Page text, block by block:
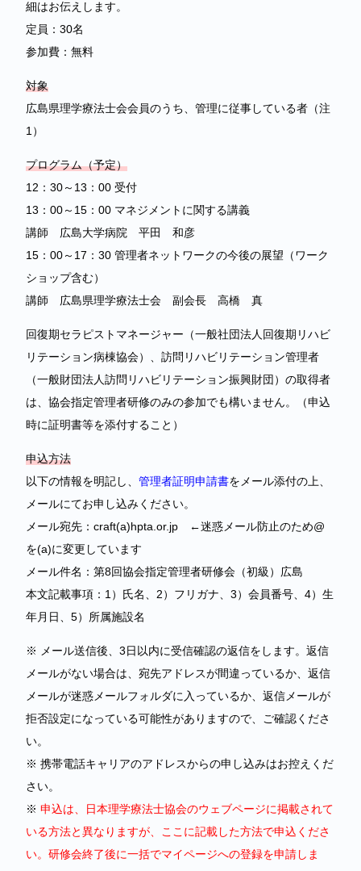
細はお伝えします。
定員：30名
参加費：無料
対象
広島県理学療法士会会員のうち、管理に従事している者（注
1）
プログラム（予定）
12：30～13：00 受付
13：00～15：00 マネジメントに関する講義
講師 広島大学病院 平田 和彦
15：00～17：30 管理者ネットワークの今後の展望（ワーク
ショップ含む）
講師 広島県理学療法士会 副会長 高橋 真
回復期セラピストマネージャー（一般社団法人回復期リハビ
リテーション病棟協会）、訪問リハビリテーション管理者
（一般財団法人訪問リハビリテーション振興財団）の取得者
は、協会指定管理者研修のみの参加でも構いません。（申込
時に証明書等を添付すること）
申込方法
以下の情報を明記し、 管理者証明申請書をメール添付の上、
メールにてお申し込みください。
メール宛先：craft(a)hpta.or.jp ←迷惑メール防止のため@
を(a)に変更しています
メール件名：第8回協会指定管理者研修会（初級）広島
本文記載事項：1）氏名、2）フリガナ、3）会員番号、4）生
年月日、5）所属施設名
※ メール送信後、3日以内に受信確認の返信をします。返信
メールがない場合は、宛先アドレスが間違っているか、返信
メールが迷惑メールフォルダに入っているか、返信メールが
拒否設定になっている可能性がありますので、ご確認くださ
い。
※ 携帯電話キャリアのアドレスからの申し込みはお控えくだ
さい。
※ 申込は、日本理学療法士協会のウェブページに掲載されて
いる方法と異なりますが、ここに記載した方法で申込くださ
い。研修会終了後に一括でマイページへの登録を申請しま